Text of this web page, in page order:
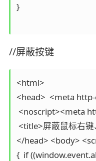
}
//屏蔽按键
<html>
<head>  <meta
<noscript><meta
<title>屏蔽鼠标右
</head> <body>
{  if